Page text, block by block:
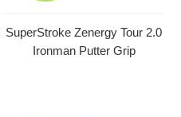
SuperStroke Zenergy Tour 2.0
Ironman Putter Grip